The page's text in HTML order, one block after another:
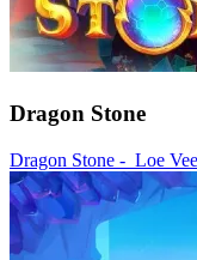
Dragon Stone
Dragon Stone - Loe